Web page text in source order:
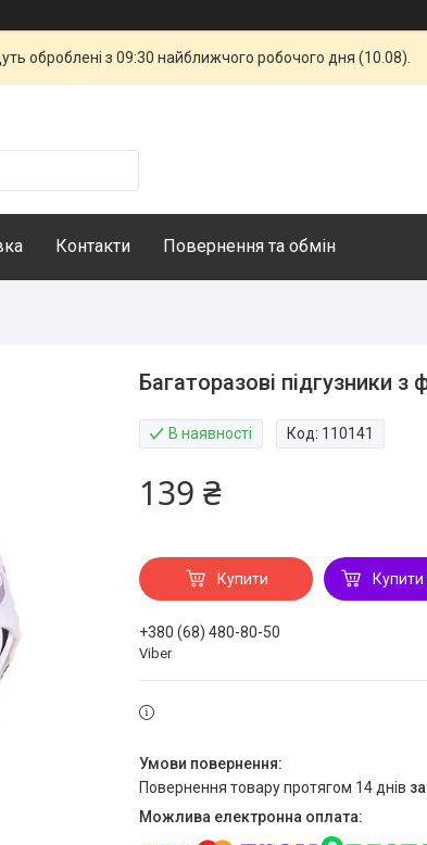
оброблені з 09:30 найближчого робочого дня (10.08).
Контакти Повернення та обмін
Багаторазові підгузники з
В наявності Код: 110141
139 ₴
Купити Купити
+380 (68) 480-80-50
Viber
повернення товару протягом 14 днів